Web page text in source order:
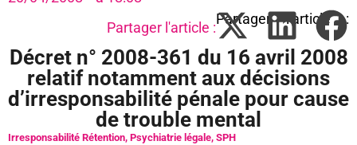
Partager l'article :
Décret n° 2008-361 du 16 avril 2008
relatif notamment aux décisions
d’irresponsabilité pénale pour cause
de trouble mental
Irresponsabilité Rétention, Psychiatrie légale, SPH